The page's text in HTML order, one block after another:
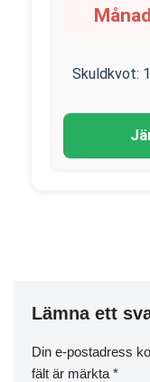
Skuldkvot:
Lämna ett
Din e-postadress
fält är märkta *